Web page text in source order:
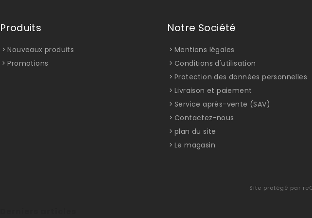
Produits
Nouveaux produits
Promotions
Notre Société
Mentions légales
Conditions d'utilisation
Protection des données personnelles
Livraison et paiement
Service après-vente (SAV)
Contactez-nous
plan du site
Le magasin
Site protégé par